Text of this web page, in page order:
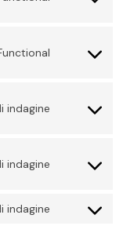
wordpress
complianz
indagine
hubspot
indagine
youtube
indagine Consent